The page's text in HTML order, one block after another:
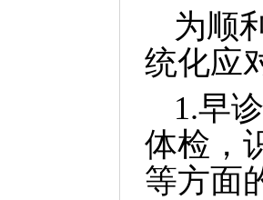
为顺
统化应
1.早
体检，
等方面